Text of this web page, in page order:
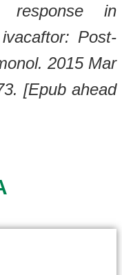
response
in
Post-
2015 Mar
[Epub ahead